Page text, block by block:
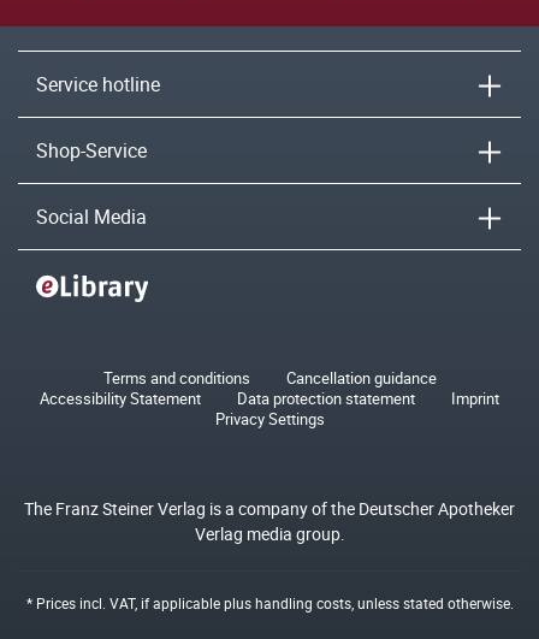
Service hotline
Shop-Service
Social Media
Terms and conditions
Cancellation guidance
Accessibility Statement
Data protection statement
Imprint
Privacy Settings
The Franz Steiner Verlag is a company of the Deutscher Apotheker
Verlag media group.
* Prices incl. VAT, if applicable plushandling costs, unless stated otherwise.